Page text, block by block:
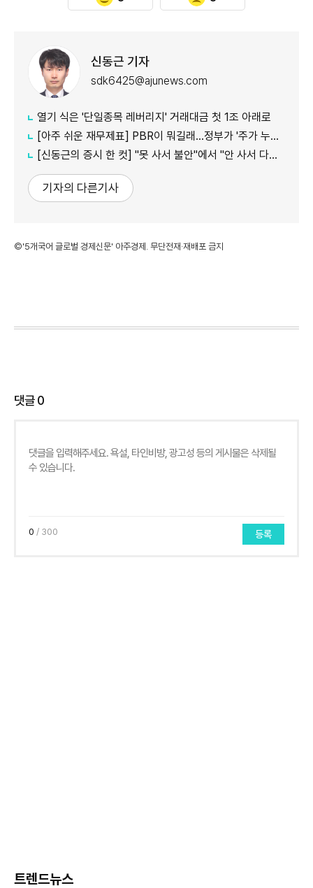
신동근 기자
sdk6425@ajunews.com
열기 식은 '단일종목 레버리지' 거래대금 첫 1조 아래로
[아주 쉬운 재무제표] PBR이 뭐길래…정부가 '주가 누르기'에 칼 빼든 이유
[신동근의 증시 한 컷] "못 사서 불안"에서 "안 사서 다행"으로…증시 덮친 '조모'
기자의 다른기사
©'5개국어 글로벌 경제신문' 아주경제. 무단전재·재배포 금지
댓글0
0 / 300 등록
트렌드뉴스